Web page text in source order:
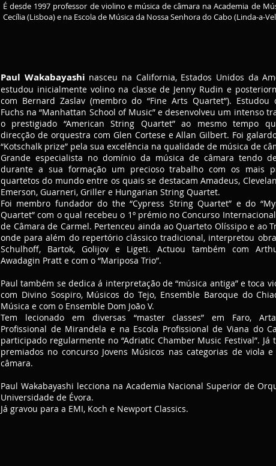
É desde 1997 professor de violino e música de câmara na Academia de
Cecília (Lisboa) e na Escola de Música da Nossa Senhora do Cabo (Linda-a-
Paul Wakabayashi nasceu na California, Estados Unidos da
estudou inicialmente volino na classe de Jenny Rudin e
com Bernard Zaslav (membro do “Fine Arts Quartet”). Estudou
Fuchs na “Manhattan School of Music” e desenvolveu um intenso
o prestigiado “American String Quartet” ao mesmo tempo
direcção de orquestra com Glen Cortese e Allan Gilbert. Foi
“Kotschalk prize” pela sua excelência na qualidade de música de
Grande especialista no domínio da música de câmara tendo
durante a sua formação um precioso trabalho com os mais
quartetos do mundo entre os quais se destacam Amadeus,
Emerson, Guarneri, Griller e Hungarian String Quartet.
Foi membro fundador do the “Cypress String Quartet” e do
Quartet” com o qual recebeu o 1º prémio no Concurso
de Câmara de Carmel. Pertenceu ainda ao Quarteto Olíssipo e ao
onde para além do repertório clássico tradicional, interpretou
Schulhoff, Bartok, Golijov e Ligeti. Actuou também com
Awadagin Pratt e com o “Mariposa Trio”.
Paul também se dedica á interpretação de “música antiga” e toca
com Divino Sospiro, Músicos do Tejo, Ensemble Baroque do
Música e com o Ensemble Dom João V.
Tem lecionado em diversas “master classes” em Faro,
Profissional de Mirandela e na Escola Profissional de Viana do
participado regularmente no “Adriatic Chamber Music Festival”. Já
premiados no concurso Jovens Músicos nas categorias de viola
câmara.
Paul Wakabayashi lecciona na Academia Nacional Superior de
Universidade de Évora.
Já gravou para a EMI, Koch e Newport Classics.